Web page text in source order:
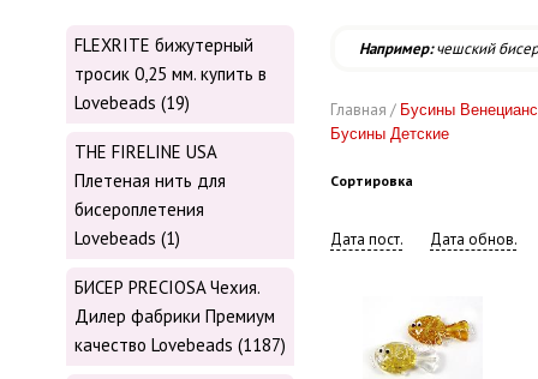
FLEXRITE бижутерный
тросик 0,25 мм. купить в
Lovebeads (19)
THE FIRELINE USA
Плетеная нить для
бисероплетения
Lovebeads (1)
БИСЕР PRECIOSA Чехия.
Дилер фабрики Премиум
качество Lovebeads (1187)
Например:чешский бисер
Главная / Бусины
Бусины Детские
Сортировка
Дата пост. Дата обнов.